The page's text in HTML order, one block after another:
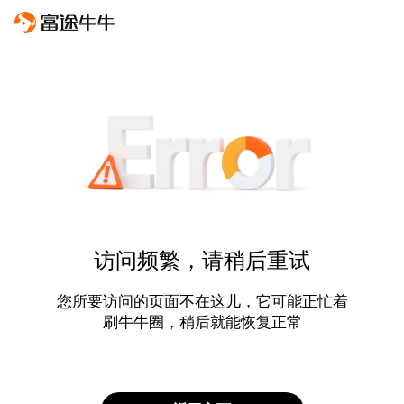
访问频繁，请稍后重试
您所要访问的页面不在这儿，它可能正忙着
刷牛牛圈，稍后就能恢复正常